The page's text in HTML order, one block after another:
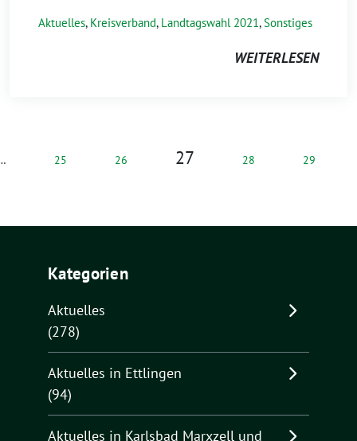
Aktuelles, Kreisverband, Landtagswahl 2021,Sonstiges
WEITERLESEN
25 26 27 28 29
Kategorien
Aktuelles
(278)
Aktuelles in Ettlingen
(94)
Aktuelles in Karlsbad Marxzell und